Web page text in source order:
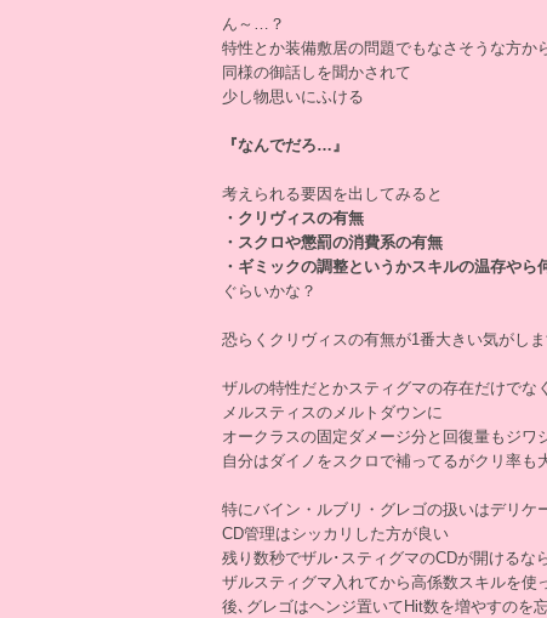
ん～…？
特性とか装備敷居の問題でもなさそうな方か
同様の御話しを聞かされて
少し物思いにふける
『なんでだろ…』
考えられる要因を出してみると
・クリヴィスの有無
・スクロや懲罰の消費系の有無
・ギミックの調整というかスキルの温存やら
ぐらいかな？
恐らくクリヴィスの有無が1番大きい気がし
ザルの特性だとかスティグマの存在だけでなく
メルスティスのメルトダウンに
オークラスの固定ダメージ分と回復量もジワ
自分はダイノをスクロで補ってるがクリ率も
特にバイン・ルブリ・グレゴの扱いはデリケ
CD管理はシッカリした方が良い
残り数秒でザル･スティグマのCDが開けるな
ザルスティグマ入れてから高係数スキルを使
後､グレゴはヘンジ置いてHit数を増やすのを